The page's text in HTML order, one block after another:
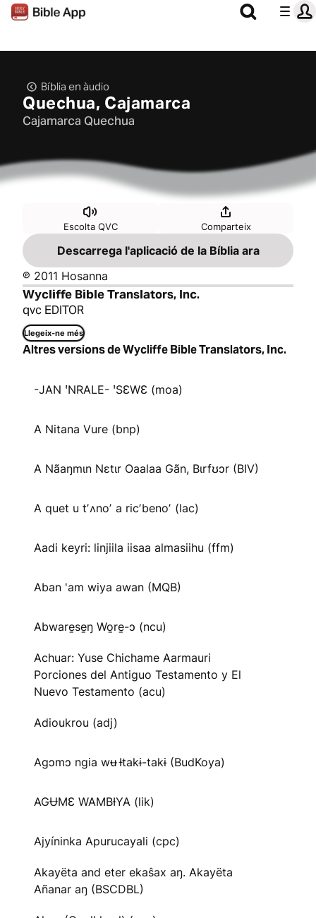
Bíblia en àudio
Quechua, Cajamarca
Cajamarca Quechua
Escolta QVC Comparteix
Descarrega l'aplicació de la Bíblia ara
℗ 2011 Hosanna
Wycliffe Bible Translators, Inc.
qvc EDITOR
Llegeix-ne més
Altres versions de Wycliffe Bible Translators, Inc.
-JAN ꞌNRALE- ꞌSƐWƐ (moa)
A Nitana Vure (bnp)
A Nãaŋmɩn Nɛtɩr Oaalaa Gãn, Bɩrfʊɔr (BIV)
A quet u tʼʌnoʼ a ricʼbenoʼ (lac)
Aadi keyri: linjiila iisaa almasiihu (ffm)
Aban 'am wiya awan (MQB)
Abware̱se̱ŋ Wo̱re̱-ɔ (ncu)
Achuar: Yuse Chichame Aarmauri
Porciones del Antiguo Testamento y El
Nuevo Testamento (acu)
Adioukrou (adj)
Agɔmɔ ngia wʉ Ɨtakɨ-takɨ (BudKoya)
AGɄMƐ WAMBƗYA (lik)
Ajyíninka Apurucayali (cpc)
Akayëta and eter ekaŝax aŋ. Akayëta
Añanar aŋ (BSCDBL)